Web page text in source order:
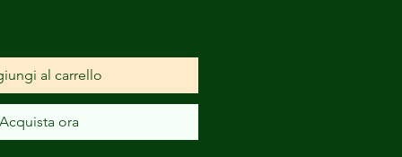
al carrello
Acquista ora